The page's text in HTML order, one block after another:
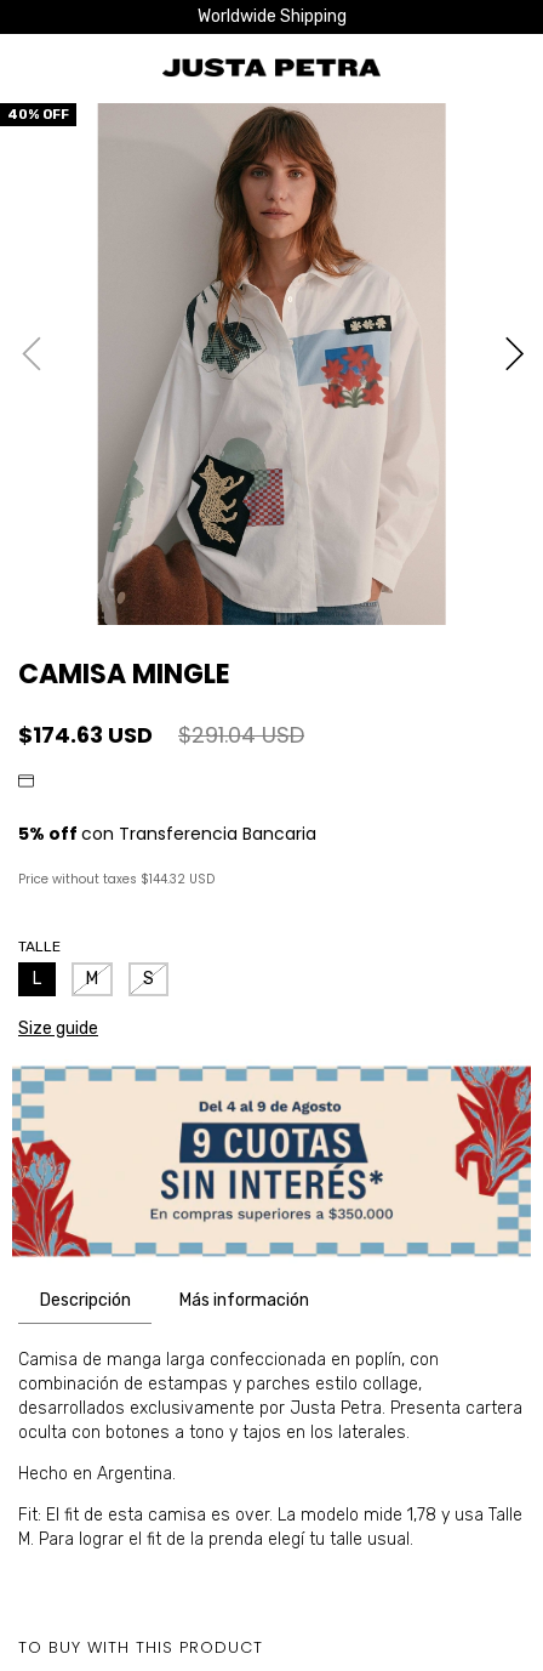
Worldwide Shipping
40% OFF
CAMISA MINGLE
$174.63 USD $291.04 USD
Price without taxes $144.32 USD
TALLE
L M S
Size guide
Descripción Más información
Camisa de manga larga confeccionada en poplín, con
combinación de estampas y parches estilo collage,
desarrollados exclusivamente por Justa Petra. Presenta cartera
oculta con botones a tono y tajos en los laterales.
Hecho en Argentina.
Fit: El fit de esta camisa es over. La modelo mide 1,78 y usa Talle
M. Para lograr el fit de la prenda elegí tu talle usual.
TO BUY WITH THIS PRODUCT